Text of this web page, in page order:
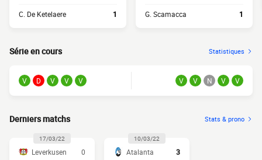
C. De Ketelaere 1 G. Scamacca 1
Série en cours Statistiques
V D V V V V V N V V
Derniers matchs Stats & prono
17/03/22
Leverkusen 0
10/03/22
Atalanta 3